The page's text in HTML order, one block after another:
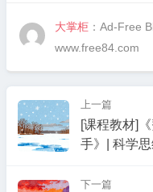
大掌柜 ：Ad-Free
www.free84.com
上一篇
[课程教材]
手》| 科学
下一篇